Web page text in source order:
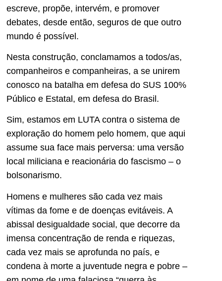
escreve, propõe, intervém, e promover
debates, desde então, seguros de que outro
mundo é possível.
Nesta construção, conclamamos a todos/as,
companheiros e companheiras, a se unirem
conosco na batalha em defesa do SUS 100%
Público e Estatal, em defesa do Brasil.
Sim, estamos em LUTA contra o sistema de
exploração do homem pelo homem, que aqui
assume sua face mais perversa: uma versão
local miliciana e reacionária do fascismo – o
bolsonarismo.
Homens e mulheres são cada vez mais
vítimas da fome e de doenças evitáveis. A
abissal desigualdade social, que decorre da
imensa concentração de renda e riquezas,
cada vez mais se aprofunda no país, e
condena à morte a juventude negra e pobre –